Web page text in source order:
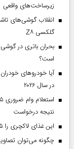
زیرساخت‌های واقعی
انقلاب گوشی‌های
گلکسی Z۸
است؟
آیا خودروهای
در سال ۲۰۲۶
نتیجه درخواست
این غذای لاکچری را ۱۵ دقیقه‌ای آماده کنید
چگونه می‌توان